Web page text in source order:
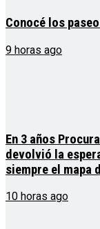
Conocé los
9 horas ago
En 3 años
devolvió la
siempre el mapa
10 horas ago